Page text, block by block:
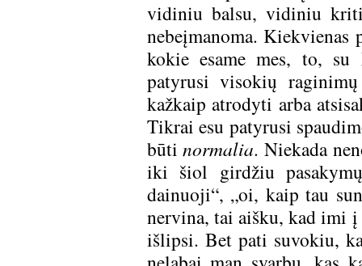
vidiniu balsu, vidiniu
nebeįmanoma.
kokie esame mes, to, su
patyrusi visokių
kažkaip atrodyti arba
Tikrai esu patyrusi
būtinormalia. Niekada
iki šiol girdžiu
dainuoji“, „oi, kaip tau
nervina, tai aišku, kad imi
išlipsi. Bet pati suvokiu,